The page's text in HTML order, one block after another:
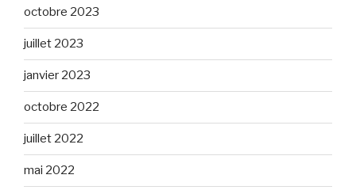
octobre 2023
juillet 2023
janvier 2023
octobre 2022
juillet 2022
mai 2022